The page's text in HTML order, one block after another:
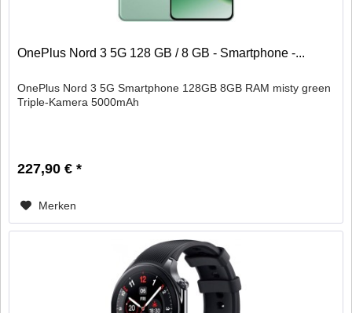
OnePlus Nord 3 5G 128 GB / 8 GB - Smartphone -...
OnePlus Nord 3 5G Smartphone 128GB 8GB RAM misty green
Triple-Kamera 5000mAh
227,90 € *
Merken